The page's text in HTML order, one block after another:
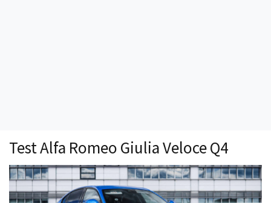
Technika jazdy
Oświetlenie
Kalkulatory
Test Alfa Romeo Giulia Veloce Q4